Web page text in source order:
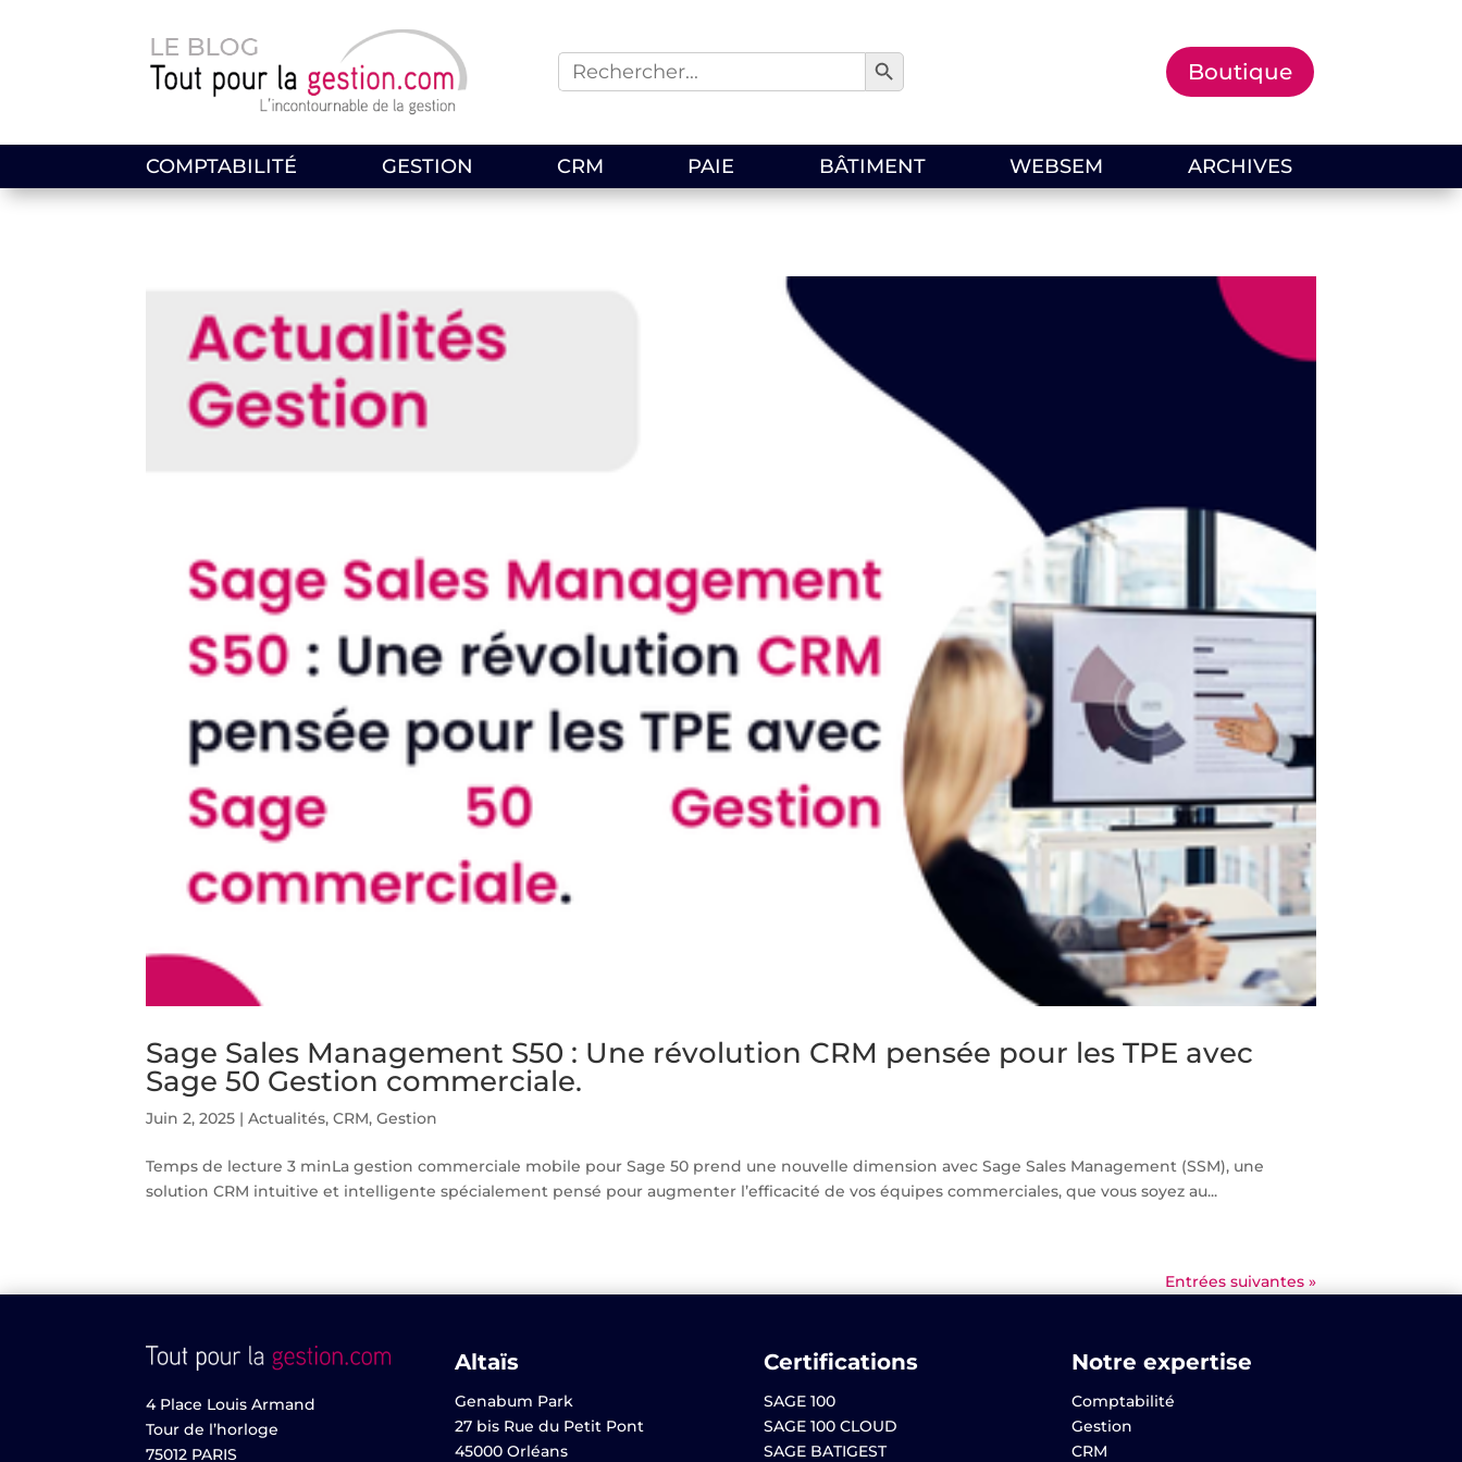
Search
for:
Search Button
Boutique
COMPTABILITÉ GESTION CRM PAIE BÂTIMENT WEBSEM ARCHIVES
Sage Sales Management S50 : Une révolution CRM pensée pour les TPE avec
Sage 50 Gestion commerciale.
Juin 2, 2025 |Actualités,CRM,Gestion
Temps de lecture 3 minLa gestion commerciale mobile pour Sage 50 prend une nouvelle dimension avec Sage Sales Management (SSM), une
solution CRM intuitive et intelligente spécialement pensé pour augmenter l’efficacité de vos équipes commerciales, que vous soyez au...
Entrées suivantes »
4 Place Louis Armand
Tour de l’horloge
75012 PARIS
Altaïs
Genabum Park
27 bis Rue du Petit Pont
45000 Orléans
Certifications
SAGE 100
SAGE 100 CLOUD
SAGE BATIGEST
Notre expertise
Comptabilité
Gestion
CRM